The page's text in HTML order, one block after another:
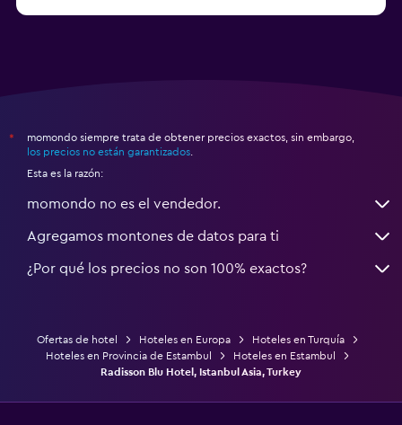
*
momondo siempre trata de obtener precios exactos, sin embargo,
los precios no están garantizados
Esta es la razón:
momondo no es el vendedor.
Agregamos montones de datos para ti
¿Por qué los precios no son 100% exactos?
Ofertas de hotel Hoteles en Europa
Hoteles en Turquía
Hoteles en Provincia de Estambul
Hoteles en Estambul
Radisson Blu Hotel, Istanbul Asia, Turkey